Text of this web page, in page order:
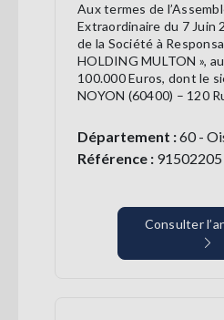
Aux termes de
Extraordinaire du 7 Juin
de la Société à
HOLDING MULTON »,
100.000 Euros, dont le
NOYON (60400) – 120
Département :60 -
Référence : 91502205
Consulter